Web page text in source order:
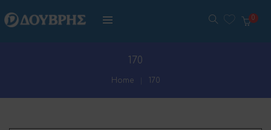
170
Home 170